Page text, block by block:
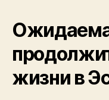
жизни в